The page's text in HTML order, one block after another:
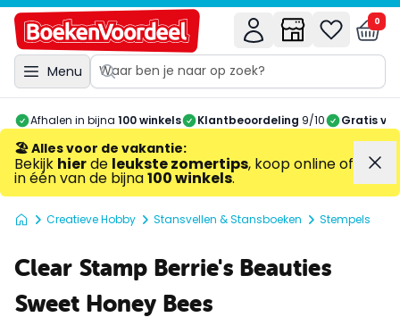
Menu
0
Afhalen in bijna 100 winkels Klantbeoordeling 9/10 Gratis
🏖️ Alles voor de vakantie:
Bekijk hierde leukste zomertips, koop online of
in één van de bijna100 winkels.
Creatieve Hobby Stansvellen & Stansboeken Stempels
Clear Stamp Berrie's Beauties
Sweet Honey Bees